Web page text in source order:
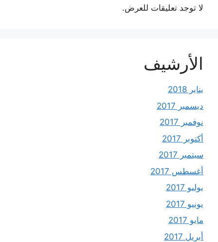
لا توجد تعليقات للعرض.
الأرشيف
يناير 2018
ديسمبر 2017
نوفمبر 2017
أكتوبر 2017
سبتمبر 2017
أغسطس 2017
يوليو 2017
يونيو 2017
مايو 2017
أبريل 2017